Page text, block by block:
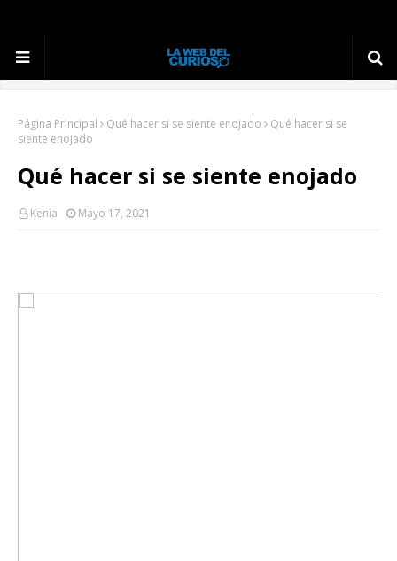
Página Principal Qué hacer si se siente enojado
Qué hacer si se
siente enojado
Qué hacer si se siente enojado
Kenia Mayo 17, 2021